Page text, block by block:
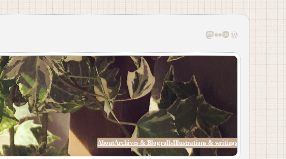
Mastodon
Flickr
Last.fm
WordPress
AboutArchives & BlogrollsIllustrations & writings